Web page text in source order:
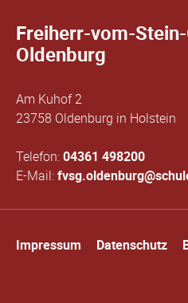
Freiherr-vom-
Oldenburg
Am Kuhof 2
23758 Oldenburg in Holstein
Telefon:04361 498200
E-Mail:
überspringen
Impressum Datenschutz